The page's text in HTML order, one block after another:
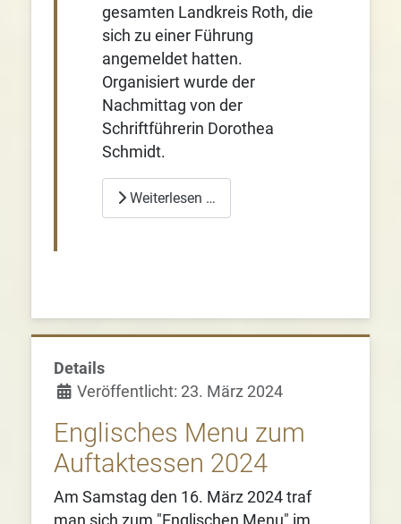
gesamten Landkreis Roth, die
sich zu einer Führung
angemeldet hatten.
Organisiert wurde der
Nachmittag von der
Schriftführerin Dorothea
Schmidt.
Weiterlesen …
Details
Veröffentlicht: 23. März 2024
Englisches Menu zum
Auftaktessen 2024
Am Samstag den 16. März 2024 traf